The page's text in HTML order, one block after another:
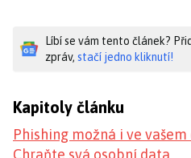
Líbí se vám tento článek?
zpráv, stačí jedno kliknutí!
Kapitoly článku
Phishing možná i ve
Chraňte svá osobní data